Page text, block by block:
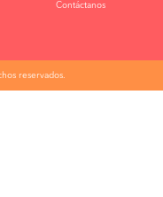
Contáctanos
reservados.